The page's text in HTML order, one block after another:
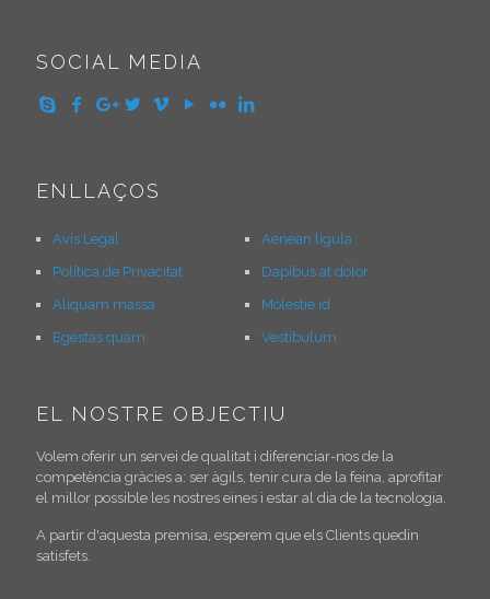
SOCIAL MEDIA
ENLLAÇOS
Avís Legal
Política de Privacitat
Aliquam massa
Egestas quam
Aenean ligula
Dapibus at dolor
Molestie id
Vestibulum
EL NOSTRE OBJECTIU
Volem oferir un servei de qualitat i diferenciar-nos de la
competència gràcies a: ser àgils, tenir cura de la feina, aprofitar
el millor possible les nostres eines i estar al dia de la tecnologia.
A partir d'aquesta premisa, esperem que els Clients quedin
satisfets.